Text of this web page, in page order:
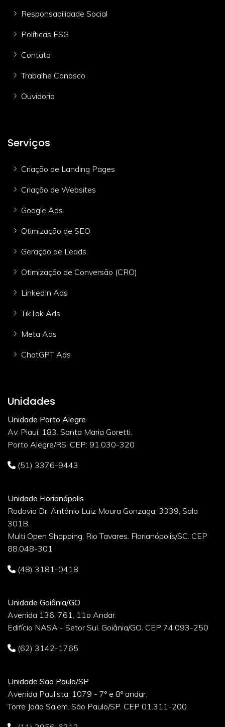
Responsabilidade Social
Políticas ESG
Contato
Trabalhe Conosco
Ouvidoria
Serviços
Criação de Landing Pages
Criação de Websites
Google Ads
Otimização de SEO
Geração de Leads
Otimização de Conversão (CRO)
LinkedIn Ads
TikTok Ads
Meta Ads
ChatGPT Ads
Unidades
Unidade Porto Alegre
Av. Piauí, 183. Santa Maria Goretti.
Porto Alegre/RS. CEP: 91.030-320
(51) 3376-9443
Unidade Florianópolis
Rodovia Dr. Antônio Luiz Moura Gonzaga, 3339, Sala
301B.
Multi Open Shopping. Rio Tavares. Florianópolis/SC. CEP
88.048-301
(48) 3181-0418
Unidade Goiânia/GO
Avenida 136, 761, 11o Andar.
Edifício NASA - Setor Sul. Goiânia/GO. CEP 74.093-250
(62) 3142-1765
Unidade São Paulo/SP
Avenida Paulista, 1079 - 7º e 8º andar.
Torre João Salem. São Paulo/SP. CEP 01.311-200